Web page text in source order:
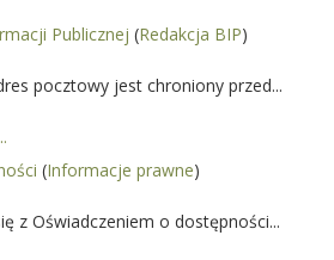
Publicznej (Redakcja BIP)
pocztowy jest chroniony przed...
(Informacje prawne)
z Oświadczeniem o dostępności...